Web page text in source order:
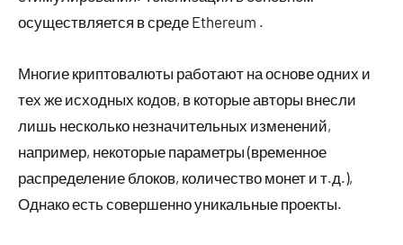
осуществляется в среде Ethereum .
Многие криптовалюты работают на основе одних и
тех же исходных кодов, в которые авторы внесли
лишь несколько незначительных изменений,
например, некоторые параметры (временное
распределение блоков, количество монет и т.д.),
Однако есть совершенно уникальные проекты.